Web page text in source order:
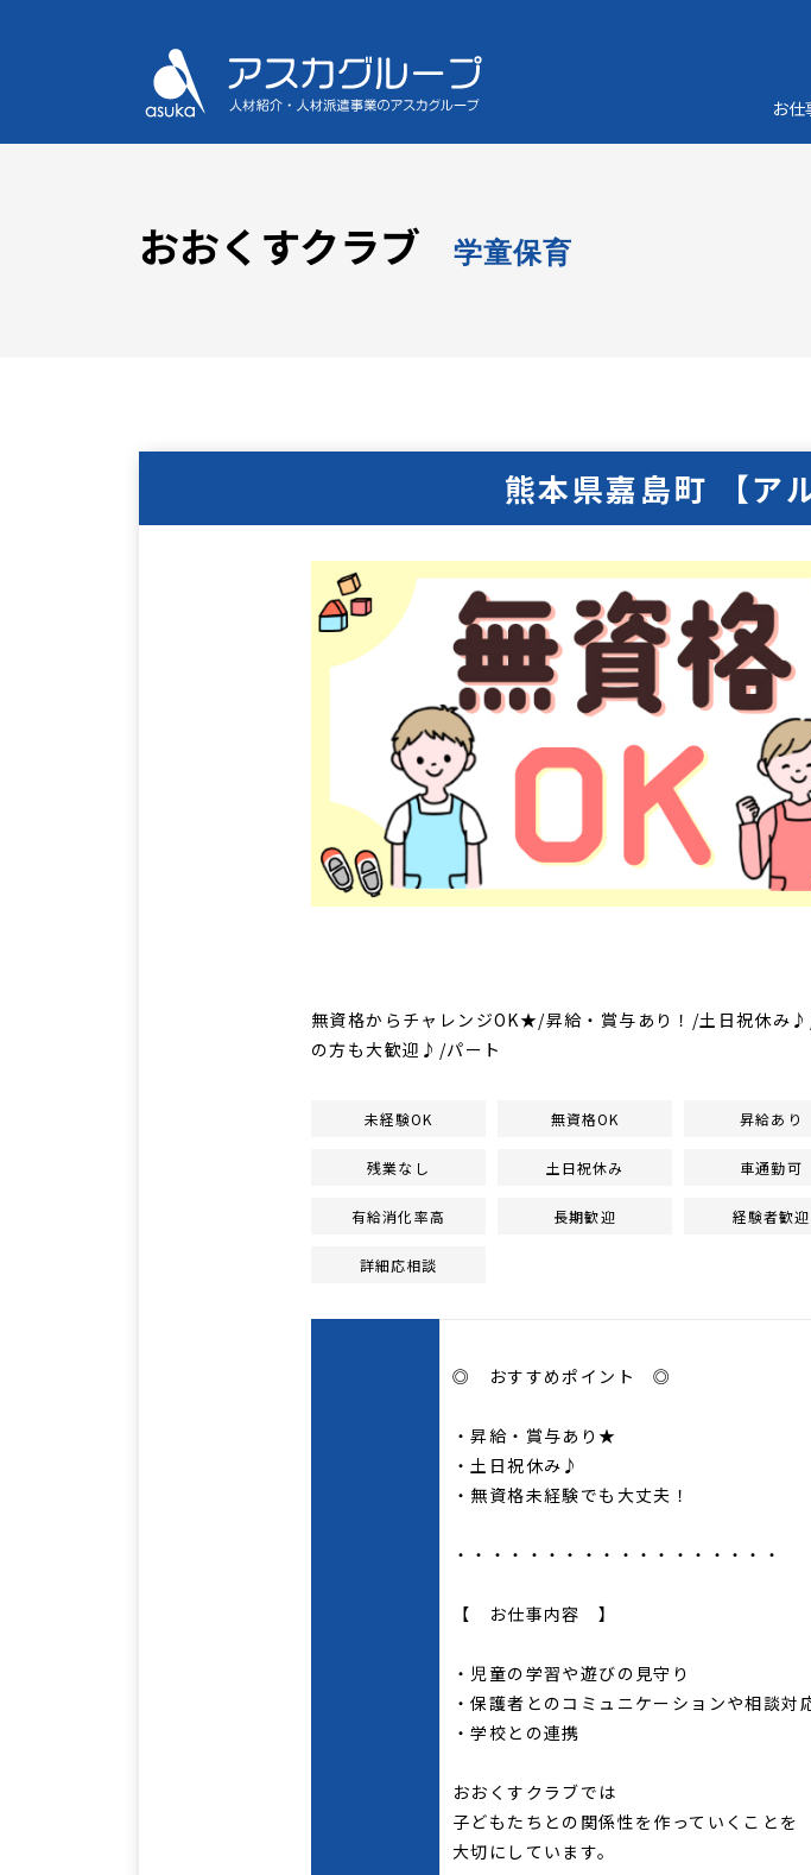
お
おおくすクラブ 学童保育
熊本県嘉島町 【ア
無資格からチャレンジOK★/昇給・賞与あり！/土日祝休み
の方も大歓迎♪/パート
未経験OK 無資格OK 昇給あり
残業なし 土日祝休み 車通勤可
有給消化率高 長期歓迎 経験者歓迎
詳細応相談
◎ おすすめポイント ◎
・昇給・賞与あり★
・土日祝休み♪
・無資格未経験でも大丈夫！
・・・・・・・・・・・・・・・・・・
【 お仕事内容 】
・児童の学習や遊びの見守り
・保護者とのコミュニケーションや相談対
・学校との連携
おおくすクラブでは
子どもたちとの関係性を作っていくことを
大切にしています。